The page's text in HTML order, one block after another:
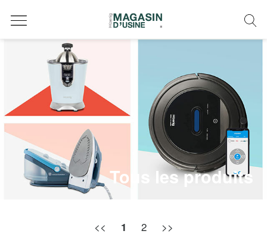
Tous les produits
<< 1 2 >>